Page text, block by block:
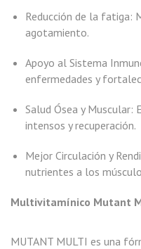
Reducción de la fatiga:
agotamiento.
Apoyo al Sistema
enfermedades y
Salud Ósea y Muscular:
intensos y recuperación.
Mejor Circulación y
nutrientes a los
Multivitamínico Mutant
MUTANT MULTI es una